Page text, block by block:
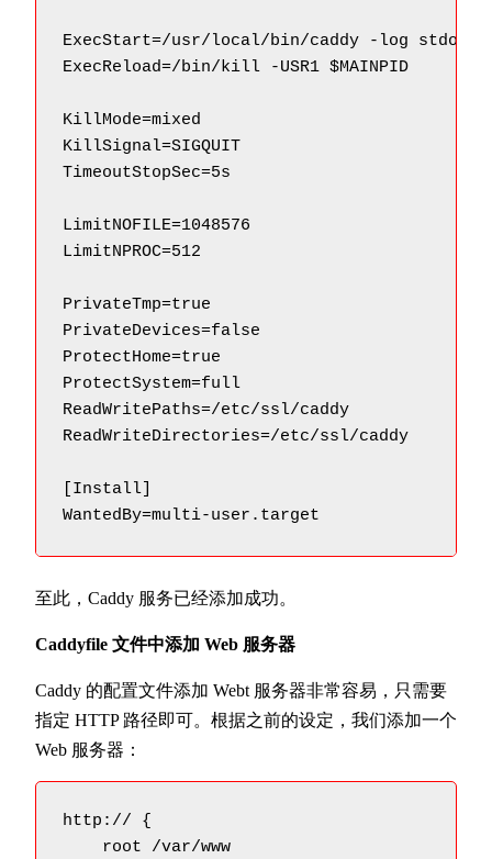
ExecStart=/usr/local/bin/caddy -log stdout
ExecReload=/bin/kill -USR1 $MAINPID
KillMode=mixed
KillSignal=SIGQUIT
TimeoutStopSec=5s
LimitNOFILE=1048576
LimitNPROC=512
PrivateTmp=true
PrivateDevices=false
ProtectHome=true
ProtectSystem=full
ReadWritePaths=/etc/ssl/caddy
ReadWriteDirectories=/etc/ssl/caddy
[Install]
WantedBy=multi-user.target
至此，Caddy 服务已经添加成功。
Caddyfile 文件中添加 Web 服务器
Caddy 的配置文件添加 Webt 服务器非常容易，只需要
指定 HTTP 路径即可。根据之前的设定，我们添加一个
Web 服务器：
http:// {
    root /var/www